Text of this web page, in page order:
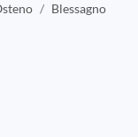
Blessagno